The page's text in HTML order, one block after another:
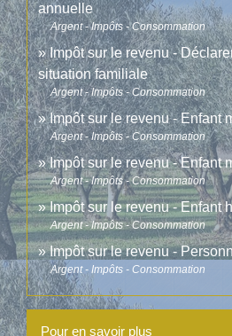
annuelle
Argent - Impôts - Consommation
Impôt sur le revenu -
situation familiale
Argent - Impôts - Consommation
Impôt sur le revenu - Enfant
Argent - Impôts - Consommation
Impôt sur le revenu - Enfant
Argent - Impôts - Consommation
Impôt sur le revenu - Enfant
Argent - Impôts - Consommation
Impôt sur le revenu -
Argent - Impôts - Consommation
Pour en savoir plus